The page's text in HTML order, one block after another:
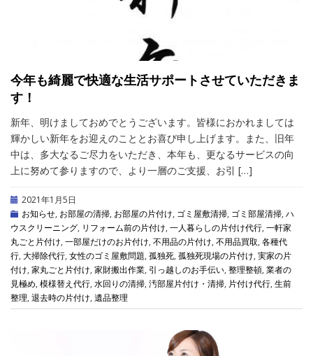
今年も綺麗で快適な生活サポートさせていただきま
す！
新年、明けましておめでとうございます。皆様におかれましては
輝かしい新年をお迎えのこととお喜び申し上げます。また、旧年
中は、多大なるご尽力をいただき、本年も、更なるサービスの向
上に努めて参りますので、より一層のご支援、お引 […]
2021年1月5日
お知らせ, お部屋の清掃, お部屋の片付け, ゴミ屋敷清掃, ゴミ部屋清掃, ハ
ウスクリーニング, リフォーム前の片付け, 一人暮らしの片付け代行, 一軒家
丸ごと片付け, 一部屋だけのお片付け, 不用品の片付け, 不用品買取, 各種代
行, 大掃除代行, 女性のゴミ屋敷問題, 孤独死, 孤独死現場の片付け, 実家の片
付け, 家丸ごと片付け, 家財搬出作業, 引っ越しのお手伝い, 整理整頓, 業者の
見極め, 模様替え代行, 水回りの清掃, 汚部屋片付け・清掃, 片付け代行, 生前
整理, 退去時の片付け, 遺品整理